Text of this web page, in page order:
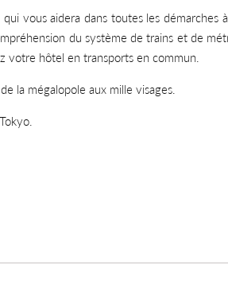
vous aidera dans toutes les démarches
du système de trains et de
votre hôtel en transports en commun.
la mégalopole aux mille visages.